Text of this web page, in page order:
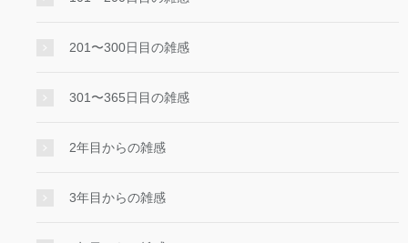
201〜300日目の雑感
301〜365日目の雑感
2年目からの雑感
3年目からの雑感